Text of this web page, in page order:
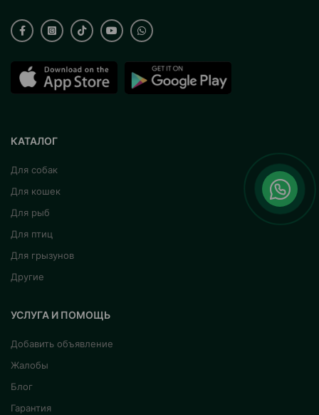
КАТАЛОГ
Для собак
Для кошек
Для рыб
Для птиц
Для грызунов
Другие
УСЛУГА И ПОМОЩЬ
Добавить объявление
Жалобы
Блог
Гарантия